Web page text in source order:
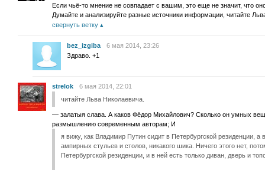
Если чьё-то мнение не совпадает с вашим, это еще не значит, что
Думайте и анализируйте разные источники информации, читайте
свернуть ветку
bez_izgiba
6 мая 2014, 23:26
Здраво. +1
strelok
6 мая 2014, 22:01
читайте Льва Николаевича.
— залатыя слава. А каков Фёдор Михайлович? Сколько он умных
размышлению современным авторам; И
я вижу, как Владимир Путин сидит в Петербургской резиденции, а
ампирных стульев и столов, никакого шика. Ничего этого нет,
Петербургской резиденции, и в ней есть только диван, дверь и